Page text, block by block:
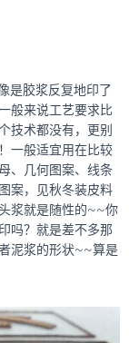
是胶浆反复地印了
般来说工艺要求比
技术都没有，更别
一般适宜用在比较
、几何图案、线条
案，见秋冬装皮料
浆就是随性的~~你
吗？就是差不多那
泥浆的形状~~算是